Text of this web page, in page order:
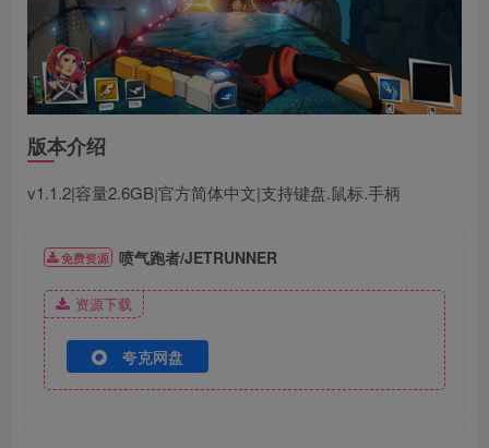
版本介绍
v1.1.2|容量2.6GB|官方简体中文|支持键盘.鼠标.手柄
免费资源 喷气跑者/JETRUNNER
资源下载
夸克网盘